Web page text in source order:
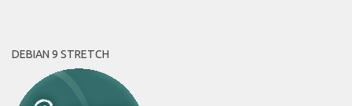
DEBIAN 9 STRETCH